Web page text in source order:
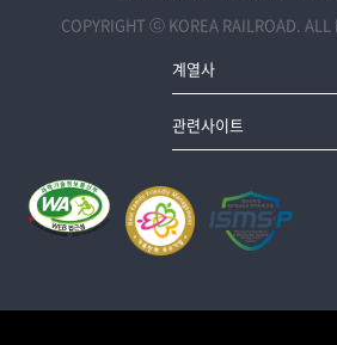
COPYRIGHT ⓒ KOREA RAILROAD. ALL
계열사
관련사이트